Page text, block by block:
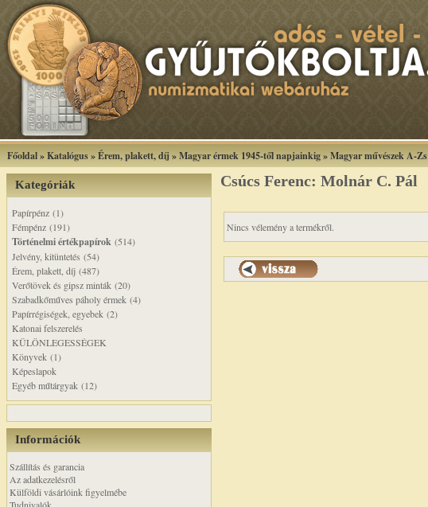
Főoldal»Katalógus»Érem, plakett, díj »Magyar érmek 1945-től napjainkig»Magyar művészek A-Zs
Kategóriák
Papírpénz (1)
Fémpénz (191)
Történelmi értékpapírok (514)
Jelvény, kitüntetés (54)
Érem, plakett, díj (487)
Verőtövek és gipsz minták (20)
Szabadkőműves páholy érmek (4)
Papírrégiségek, egyebek (2)
Katonai felszerelés
KÜLÖNLEGESSÉGEK
Könyvek (1)
Képeslapok
Egyéb műtárgyak (12)
Információk
Szállítás és garancia
Az adatkezelésről
Külföldi vásárlóink figyelmébe
Csúcs Ferenc: Molnár C. Pál
Nincs vélemény a termékről.